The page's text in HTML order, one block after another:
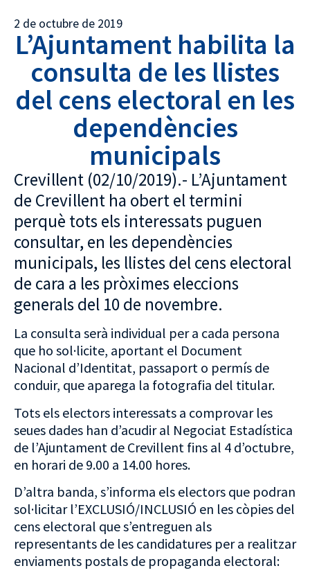
2 de octubre de 2019
L’Ajuntament habilita la
consulta de les llistes
del cens electoral en les
dependències
municipals
Crevillent (02/10/2019).- L’Ajuntament
de Crevillent ha obert el termini
perquè tots els interessats puguen
consultar, en les dependències
municipals, les llistes del cens electoral
de cara a les pròximes eleccions
generals del 10 de novembre.
La consulta serà individual per a cada persona
que ho sol·licite, aportant el Document
Nacional d’Identitat, passaport o permís de
conduir, que aparega la fotografia del titular.
Tots els electors interessats a comprovar les
seues dades han d’acudir al Negociat Estadística
de l’Ajuntament de Crevillent fins al 4 d’octubre,
en horari de 9.00 a 14.00 hores.
D’altra banda, s’informa els electors que podran
sol·licitar l’EXCLUSIÓ/INCLUSIÓ en les còpies del
cens electoral que s’entreguen als
representants de les candidatures per a realitzar
enviaments postals de propaganda electoral: